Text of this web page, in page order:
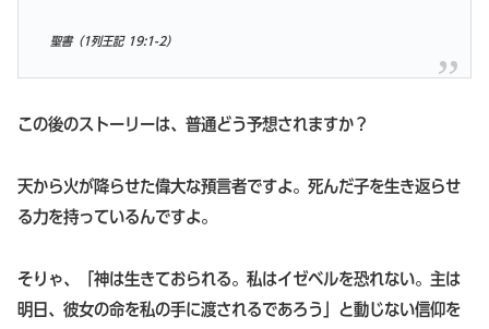
聖書（1列王記 19:1-2）
この後のストーリーは、普通どう予想されますか？
天から火が降らせた偉大な預言者ですよ。死んだ子を生き返らせ
る力を持っているんですよ。
そりゃ、「神は生きておられる。私はイゼベルを恐れない。主は
明日、彼女の命を私の手に渡されるであろう」と動じない信仰を